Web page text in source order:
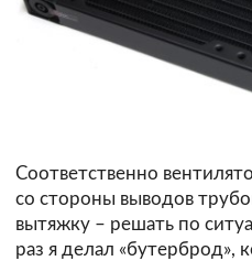
Соответственно
со стороны выводов
вытяжку – решать по
раз я делал «бутерброд»,